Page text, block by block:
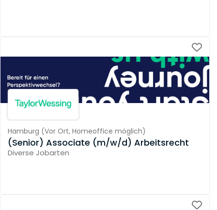
Hamburg (Vor Ort, Homeoffice möglich)
(Senior) Associate (m/w/d) Arbeitsrecht
Diverse Jobarten